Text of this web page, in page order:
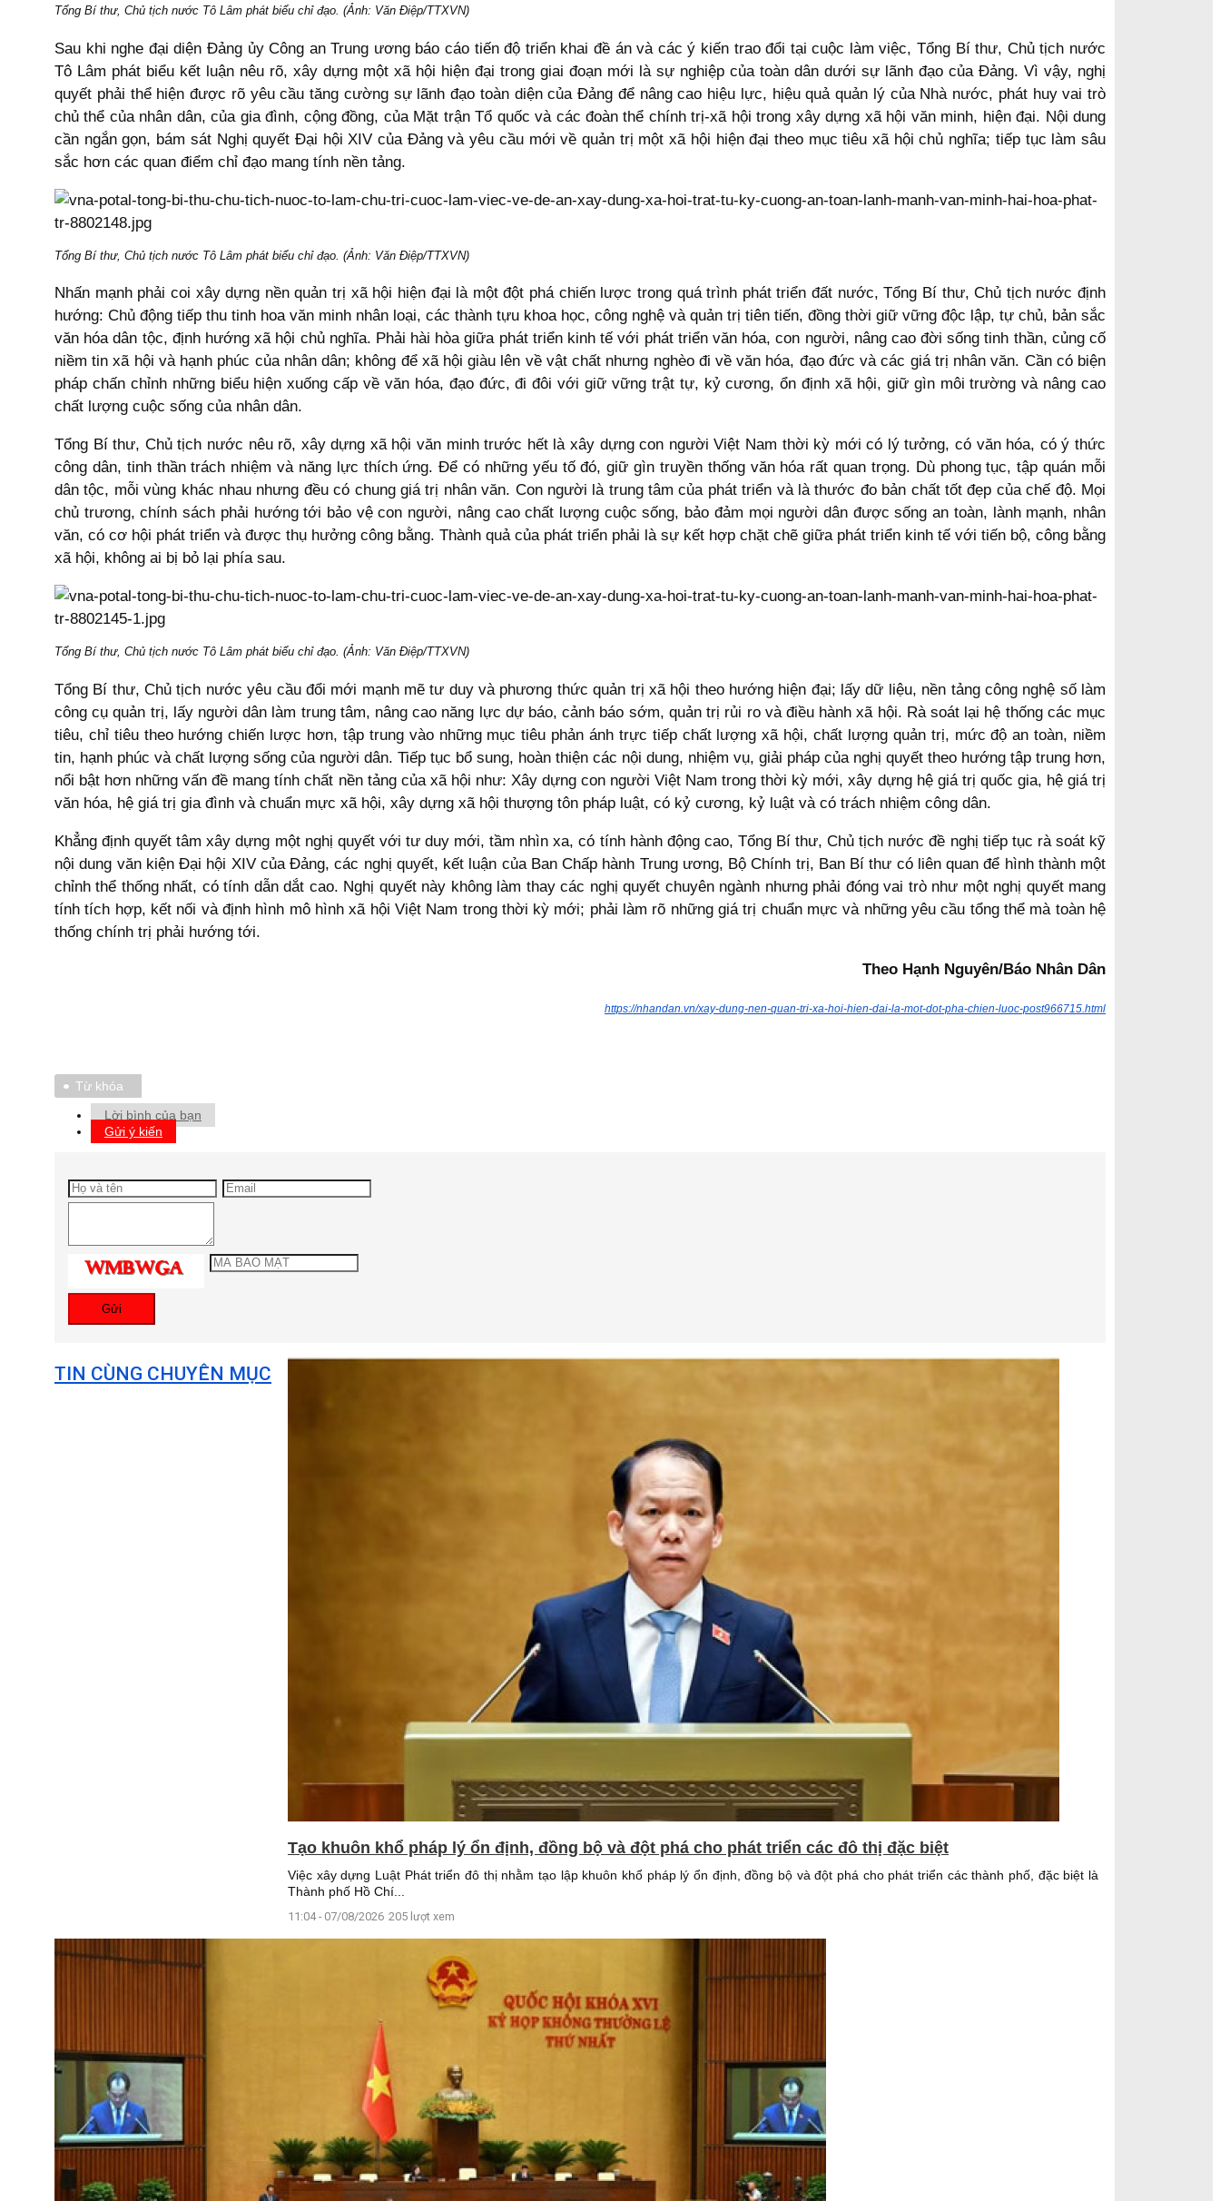
Tổng Bí thư, Chủ tịch nước Tô Lâm phát biểu chỉ đạo. (Ảnh: Văn Điệp/TTXVN)
Sau khi nghe đại diện Đảng ủy Công an Trung ương báo cáo tiến độ triển khai đề án và các ý kiến trao đổi tại cuộc làm việc, Tổng Bí thư, Chủ tịch nước
Tô Lâm phát biểu kết luận nêu rõ, xây dựng một xã hội hiện đại trong giai đoạn mới là sự nghiệp của toàn dân dưới sự lãnh đạo của Đảng. Vì vậy, nghị
quyết phải thể hiện được rõ yêu cầu tăng cường sự lãnh đạo toàn diện của Đảng để nâng cao hiệu lực, hiệu quả quản lý của Nhà nước, phát huy vai trò
chủ thể của nhân dân, của gia đình, cộng đồng, của Mặt trận Tổ quốc và các đoàn thể chính trị-xã hội trong xây dựng xã hội văn minh, hiện đại. Nội dung
cần ngắn gọn, bám sát Nghị quyết Đại hội XIV của Đảng và yêu cầu mới về quản trị một xã hội hiện đại theo mục tiêu xã hội chủ nghĩa; tiếp tục làm sâu
sắc hơn các quan điểm chỉ đạo mang tính nền tảng.
Tổng Bí thư, Chủ tịch nước Tô Lâm phát biểu chỉ đạo. (Ảnh: Văn Điệp/TTXVN)
Nhấn mạnh phải coi xây dựng nền quản trị xã hội hiện đại là một đột phá chiến lược trong quá trình phát triển đất nước, Tổng Bí thư, Chủ tịch nước định
hướng: Chủ động tiếp thu tinh hoa văn minh nhân loại, các thành tựu khoa học, công nghệ và quản trị tiên tiến, đồng thời giữ vững độc lập, tự chủ, bản sắc
văn hóa dân tộc, định hướng xã hội chủ nghĩa. Phải hài hòa giữa phát triển kinh tế với phát triển văn hóa, con người, nâng cao đời sống tinh thần, củng cố
niềm tin xã hội và hạnh phúc của nhân dân; không để xã hội giàu lên về vật chất nhưng nghèo đi về văn hóa, đạo đức và các giá trị nhân văn. Cần có biện
pháp chấn chỉnh những biểu hiện xuống cấp về văn hóa, đạo đức, đi đôi với giữ vững trật tự, kỷ cương, ổn định xã hội, giữ gìn môi trường và nâng cao
chất lượng cuộc sống của nhân dân.
Tổng Bí thư, Chủ tịch nước nêu rõ, xây dựng xã hội văn minh trước hết là xây dựng con người Việt Nam thời kỳ mới có lý tưởng, có văn hóa, có ý thức
công dân, tinh thần trách nhiệm và năng lực thích ứng. Để có những yếu tố đó, giữ gìn truyền thống văn hóa rất quan trọng. Dù phong tục, tập quán mỗi
dân tộc, mỗi vùng khác nhau nhưng đều có chung giá trị nhân văn. Con người là trung tâm của phát triển và là thước đo bản chất tốt đẹp của chế độ. Mọi
chủ trương, chính sách phải hướng tới bảo vệ con người, nâng cao chất lượng cuộc sống, bảo đảm mọi người dân được sống an toàn, lành mạnh, nhân
văn, có cơ hội phát triển và được thụ hưởng công bằng. Thành quả của phát triển phải là sự kết hợp chặt chẽ giữa phát triển kinh tế với tiến bộ, công bằng
xã hội, không ai bị bỏ lại phía sau.
Tổng Bí thư, Chủ tịch nước Tô Lâm phát biểu chỉ đạo. (Ảnh: Văn Điệp/TTXVN)
Tổng Bí thư, Chủ tịch nước yêu cầu đổi mới mạnh mẽ tư duy và phương thức quản trị xã hội theo hướng hiện đại; lấy dữ liệu, nền tảng công nghệ số làm
công cụ quản trị, lấy người dân làm trung tâm, nâng cao năng lực dự báo, cảnh báo sớm, quản trị rủi ro và điều hành xã hội. Rà soát lại hệ thống các mục
tiêu, chỉ tiêu theo hướng chiến lược hơn, tập trung vào những mục tiêu phản ánh trực tiếp chất lượng xã hội, chất lượng quản trị, mức độ an toàn, niềm
tin, hạnh phúc và chất lượng sống của người dân. Tiếp tục bổ sung, hoàn thiện các nội dung, nhiệm vụ, giải pháp của nghị quyết theo hướng tập trung hơn,
nổi bật hơn những vấn đề mang tính chất nền tảng của xã hội như: Xây dựng con người Việt Nam trong thời kỳ mới, xây dựng hệ giá trị quốc gia, hệ giá trị
văn hóa, hệ giá trị gia đình và chuẩn mực xã hội, xây dựng xã hội thượng tôn pháp luật, có kỷ cương, kỷ luật và có trách nhiệm công dân.
Khẳng định quyết tâm xây dựng một nghị quyết với tư duy mới, tầm nhìn xa, có tính hành động cao, Tổng Bí thư, Chủ tịch nước đề nghị tiếp tục rà soát kỹ
nội dung văn kiện Đại hội XIV của Đảng, các nghị quyết, kết luận của Ban Chấp hành Trung ương, Bộ Chính trị, Ban Bí thư có liên quan để hình thành một
chỉnh thể thống nhất, có tính dẫn dắt cao. Nghị quyết này không làm thay các nghị quyết chuyên ngành nhưng phải đóng vai trò như một nghị quyết mang
tính tích hợp, kết nối và định hình mô hình xã hội Việt Nam trong thời kỳ mới; phải làm rõ những giá trị chuẩn mực và những yêu cầu tổng thể mà toàn hệ
thống chính trị phải hướng tới.
Theo Hạnh Nguyên/Báo Nhân Dân
https://nhandan.vn/xay-dung-nen-quan-tri-xa-hoi-hien-dai-la-mot-dot-pha-chien-luoc-post966715.html
Từ khóa
Lời bình của bạn
Gửi ý kiến
Gửi
TIN CÙNG CHUYÊN MỤC
Tạo khuôn khổ pháp lý ổn định, đồng bộ và đột phá cho phát triển các đô thị đặc biệt
Việc xây dựng Luật Phát triển đô thị nhằm tạo lập khuôn khổ pháp lý ổn định, đồng bộ và đột phá cho phát triển các thành phố, đặc biệt là
Thành phố Hồ Chí...
11:04 - 07/08/2026 205 lượt xem